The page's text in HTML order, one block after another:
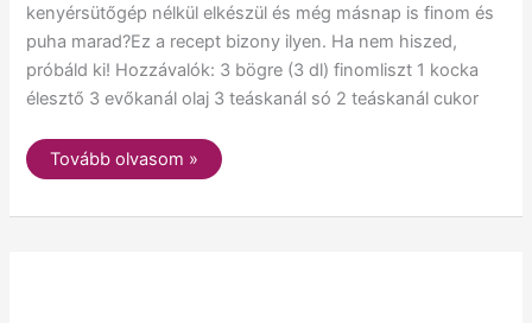
kenyérsütőgép nélkül elkészül és még másnap is finom és
puha marad?Ez a recept bizony ilyen. Ha nem hiszed,
próbáld ki! Hozzávalók: 3 bögre (3 dl) finomliszt 1 kocka
élesztő 3 evőkanál olaj 3 teáskanál só 2 teáskanál cukor
Tovább olvasom »